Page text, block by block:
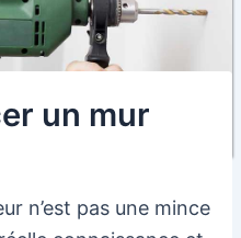
un mur
n’est pas une mince